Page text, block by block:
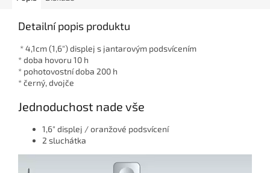
Detailní popis produktu
* 4,1cm (1,6") displej s jantarovým podsvícením
* doba hovoru 10 h
* pohotovostní doba 200 h
* černý, dvojče
Jednoduchost nade vše
1,6" displej / oranžové podsvícení
2 sluchátka